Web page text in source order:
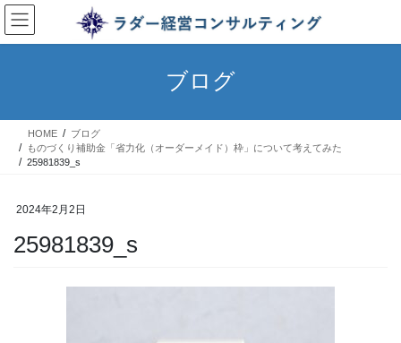
コ
ン
テ
ス
ナ
ビ
ゲ
ン
ブログ
HOME
ブログ
ものづくり補助金「省力化（オーダーメイド）枠」について考えてみた
25981839_s
2024年2月2日
25981839_s